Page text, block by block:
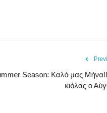
Season: Kαλό μας
κιόλας ο